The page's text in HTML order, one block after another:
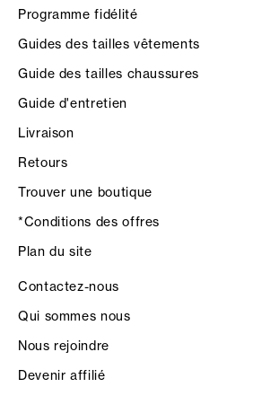
Programme fidélité
Guides des tailles vêtements
Guide des tailles chaussures
Guide d'entretien
Livraison
Retours
Trouver une boutique
*Conditions des offres
Plan du site
Contactez-nous
Qui sommes nous
Nous rejoindre
Devenir affilié